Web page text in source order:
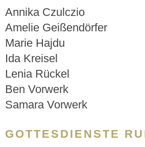
Annika Czulczio
Amelie Geißendörfer
Marie Hajdu
Ida Kreisel
Lenia Rückel
Ben Vorwerk
Samara Vorwerk
GOTTESDIENSTE